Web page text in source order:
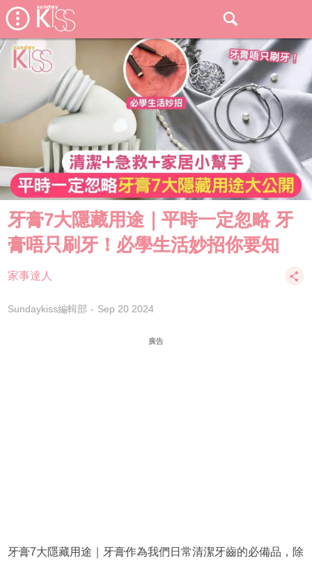
牙膏7大隱藏用途｜平時一定忽略 牙
膏唔只刷牙！必學生活妙招你要知
家事達人
Sundaykiss編輯部 Sep 20 2024
廣告
牙膏7大隱藏用途｜牙膏作為我們日常清潔牙齒的必備品，除